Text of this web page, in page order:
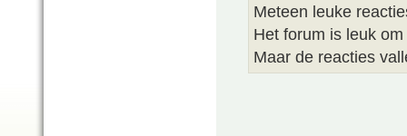
Meteen leuke
Het forum is leuk
Maar de reacties